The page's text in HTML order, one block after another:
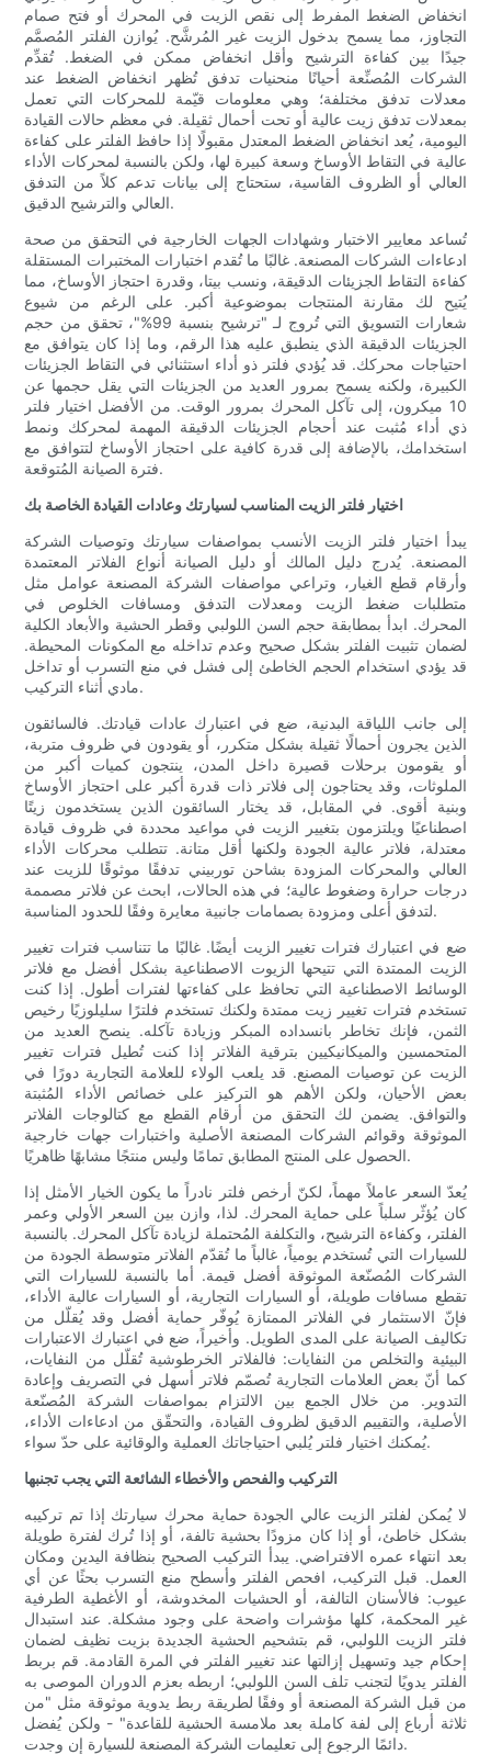
انخفاض الضغط المفرط إلى نقص الزيت في المحرك أو فتح صمام
التجاوز، مما يسمح بدخول الزيت غير المُرشَّح. يُوازن الفلتر المُصمَّم
جيدًا بين كفاءة الترشيح وأقل انخفاض ممكن في الضغط. تُقدِّم
الشركات المُصنِّعة أحيانًا منحنيات تدفق تُظهر انخفاض الضغط عند
معدلات تدفق مختلفة؛ وهي معلومات قيّمة للمحركات التي تعمل
بمعدلات تدفق زيت عالية أو تحت أحمال ثقيلة. في معظم حالات القيادة
اليومية، يُعد انخفاض الضغط المعتدل مقبولًا إذا حافظ الفلتر على كفاءة
عالية في التقاط الأوساخ وسعة كبيرة لها، ولكن بالنسبة لمحركات الأداء
العالي أو الظروف القاسية، ستحتاج إلى بيانات تدعم كلاً من التدفق
العالي والترشيح الدقيق.
تُساعد معايير الاختبار وشهادات الجهات الخارجية في التحقق من صحة
ادعاءات الشركات المصنعة. غالبًا ما تُقدم اختبارات المختبرات المستقلة
كفاءة التقاط الجزيئات الدقيقة، ونسب بيتا، وقدرة احتجاز الأوساخ، مما
يُتيح لك مقارنة المنتجات بموضوعية أكبر. على الرغم من شيوع
شعارات التسويق التي تُروج لـ "ترشيح بنسبة 99%"، تحقق من حجم
الجزيئات الدقيقة الذي ينطبق عليه هذا الرقم، وما إذا كان يتوافق مع
احتياجات محركك. قد يُؤدي فلتر ذو أداء استثنائي في التقاط الجزيئات
الكبيرة، ولكنه يسمح بمرور العديد من الجزيئات التي يقل حجمها عن
10 ميكرون، إلى تآكل المحرك بمرور الوقت. من الأفضل اختيار فلتر
ذي أداء مُثبت عند أحجام الجزيئات الدقيقة المهمة لمحركك ونمط
استخدامك، بالإضافة إلى قدرة كافية على احتجاز الأوساخ لتتوافق مع
فترة الصيانة المُتوقعة.
اختيار فلتر الزيت المناسب لسيارتك وعادات القيادة الخاصة بك
يبدأ اختيار فلتر الزيت الأنسب بمواصفات سيارتك وتوصيات الشركة
المصنعة. يُدرج دليل المالك أو دليل الصيانة أنواع الفلاتر المعتمدة
وأرقام قطع الغيار، وتراعي مواصفات الشركة المصنعة عوامل مثل
متطلبات ضغط الزيت ومعدلات التدفق ومسافات الخلوص في
المحرك. ابدأ بمطابقة حجم السن اللولبي وقطر الحشية والأبعاد الكلية
لضمان تثبيت الفلتر بشكل صحيح وعدم تداخله مع المكونات المحيطة.
قد يؤدي استخدام الحجم الخاطئ إلى فشل في منع التسرب أو تداخل
مادي أثناء التركيب.
إلى جانب اللياقة البدنية، ضع في اعتبارك عادات قيادتك. فالسائقون
الذين يجرون أحمالًا ثقيلة بشكل متكرر، أو يقودون في ظروف متربة،
أو يقومون برحلات قصيرة داخل المدن، ينتجون كميات أكبر من
الملوثات، وقد يحتاجون إلى فلاتر ذات قدرة أكبر على احتجاز الأوساخ
وبنية أقوى. في المقابل، قد يختار السائقون الذين يستخدمون زيتًا
اصطناعيًا ويلتزمون بتغيير الزيت في مواعيد محددة في ظروف قيادة
معتدلة، فلاتر عالية الجودة ولكنها أقل متانة. تتطلب محركات الأداء
العالي والمحركات المزودة بشاحن توربيني تدفقًا موثوقًا للزيت عند
درجات حرارة وضغوط عالية؛ في هذه الحالات، ابحث عن فلاتر مصممة
لتدفق أعلى ومزودة بصمامات جانبية معايرة وفقًا للحدود المناسبة.
ضع في اعتبارك فترات تغيير الزيت أيضًا. غالبًا ما تتناسب فترات تغيير
الزيت الممتدة التي تتيحها الزيوت الاصطناعية بشكل أفضل مع فلاتر
الوسائط الاصطناعية التي تحافظ على كفاءتها لفترات أطول. إذا كنت
تستخدم فترات تغيير زيت ممتدة ولكنك تستخدم فلترًا سليلوزيًا رخيص
الثمن، فإنك تخاطر بانسداده المبكر وزيادة تآكله. ينصح العديد من
المتحمسين والميكانيكيين بترقية الفلاتر إذا كنت تُطيل فترات تغيير
الزيت عن توصيات المصنع. قد يلعب الولاء للعلامة التجارية دورًا في
بعض الأحيان، ولكن الأهم هو التركيز على خصائص الأداء المُثبتة
والتوافق. يضمن لك التحقق من أرقام القطع مع كتالوجات الفلاتر
الموثوقة وقوائم الشركات المصنعة الأصلية واختبارات جهات خارجية
الحصول على المنتج المطابق تمامًا وليس منتجًا مشابهًا ظاهريًا.
يُعدّ السعر عاملاً مهماً، لكنّ أرخص فلتر نادراً ما يكون الخيار الأمثل إذا
كان يُؤثّر سلباً على حماية المحرك. لذا، وازن بين السعر الأولي وعمر
الفلتر، وكفاءة الترشيح، والتكلفة المُحتملة لزيادة تآكل المحرك. بالنسبة
للسيارات التي تُستخدم يومياً، غالباً ما تُقدّم الفلاتر متوسطة الجودة من
الشركات المُصنّعة الموثوقة أفضل قيمة. أما بالنسبة للسيارات التي
تقطع مسافات طويلة، أو السيارات التجارية، أو السيارات عالية الأداء،
فإنّ الاستثمار في الفلاتر الممتازة يُوفّر حماية أفضل وقد يُقلّل من
تكاليف الصيانة على المدى الطويل. وأخيراً، ضع في اعتبارك الاعتبارات
البيئية والتخلص من النفايات: فالفلاتر الخرطوشية تُقلّل من النفايات،
كما أنّ بعض العلامات التجارية تُصمّم فلاتر أسهل في التصريف وإعادة
التدوير. من خلال الجمع بين الالتزام بمواصفات الشركة المُصنّعة
الأصلية، والتقييم الدقيق لظروف القيادة، والتحقّق من ادعاءات الأداء،
يُمكنك اختيار فلتر يُلبي احتياجاتك العملية والوقائية على حدّ سواء.
التركيب والفحص والأخطاء الشائعة التي يجب تجنبها
لا يُمكن لفلتر الزيت عالي الجودة حماية محرك سيارتك إذا تم تركيبه
بشكل خاطئ، أو إذا كان مزودًا بحشية تالفة، أو إذا تُرك لفترة طويلة
بعد انتهاء عمره الافتراضي. يبدأ التركيب الصحيح بنظافة اليدين ومكان
العمل. قبل التركيب، افحص الفلتر وأسطح منع التسرب بحثًا عن أي
عيوب: فالأسنان التالفة، أو الحشيات المخدوشة، أو الأغطية الطرفية
غير المحكمة، كلها مؤشرات واضحة على وجود مشكلة. عند استبدال
فلتر الزيت اللولبي، قم بتشحيم الحشية الجديدة بزيت نظيف لضمان
إحكام جيد وتسهيل إزالتها عند تغيير الفلتر في المرة القادمة. قم بربط
الفلتر يدويًا لتجنب تلف السن اللولبي؛ اربطه بعزم الدوران الموصى به
من قبل الشركة المصنعة أو وفقًا لطريقة ربط يدوية موثوقة مثل "من
ثلاثة أرباع إلى لفة كاملة بعد ملامسة الحشية للقاعدة" - ولكن يُفضل
دائمًا الرجوع إلى تعليمات الشركة المصنعة للسيارة إن وجدت.